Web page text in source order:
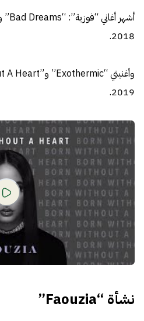
2018.
2019.
نشأة “Faouzia”